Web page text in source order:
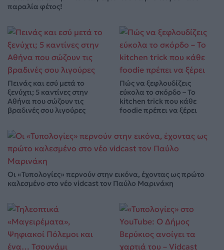
παραλία φέτος!
Πεινάς και εσύ μετά το
ξενύχτι; 5 καντίνες στην
Αθήνα που σώζουν τις
βραδινές σου λιγούρες
Πώς να ξεφλουδίζεις
εύκολα το σκόρδο – Το
kitchen trick που κάθε
foodie πρέπει να ξέρει
Οι «Τυπολογίες» περνούν στην εικόνα, έχοντας ως πρώτο
καλεσμένο στο νέο vidcast τον Παύλο Μαρινάκη